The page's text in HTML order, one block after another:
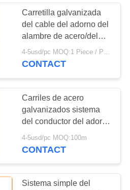
Carretilla galvanizada
del cable del adorno del
alambre de acero/del
cable con el pasador de
cobre amarillo
4-5usd/pc MOQ:1 Piece / Pieces
CONTACT
Carriles de acero
galvanizados sistema
del conductor del adorno
del carril de la grúa C
con el pasador de cobre
4-5usd/pc MOQ:100m
CONTACT
Sistema simple del